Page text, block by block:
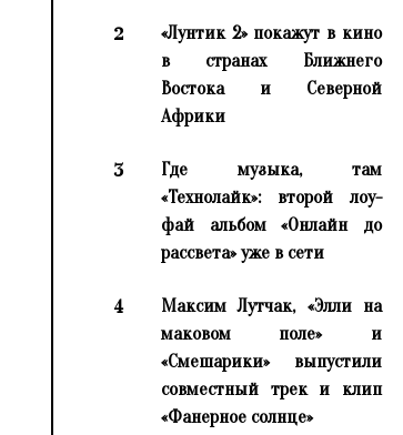
2
«Лунтик 2» покажут в кино
в странах Ближнего
Востока и Северной
Африки
3
Где музыка, там
«Технолайк»: второй лоу-
фай альбом «Онлайн до
рассвета» уже в сети
4
Максим Лутчак, «Элли на
маковом поле» и
«Смешарики» выпустили
совместный трек и клип
«Фанерное солнце»